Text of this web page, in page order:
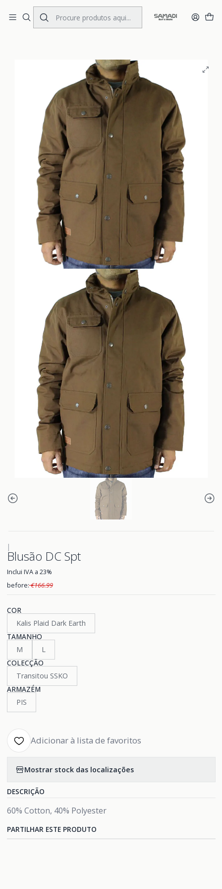
Portes Gratis Portugal e Espanha
Início MENS CLOTHING Jackets
|
Blusão DC Spt
Inclui IVA a 23%
before:€166.99
COR
Kalis Plaid Dark Earth
TAMANHO
M
L
COLECÇÃO
Transitou SSKO
ARMAZÉM
PIS
Adicionar à lista de favoritos
Mostrar stock das localizações
DESCRIÇÃO
60% Cotton, 40% Polyester
PARTILHAR ESTE PRODUTO